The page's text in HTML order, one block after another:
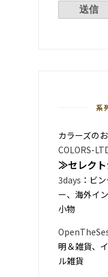
系
カラーズの
COLORS-
≫セレクト
3days ：ビ
ー、海外イ
小物
明＆雑貨、
ル雑貨